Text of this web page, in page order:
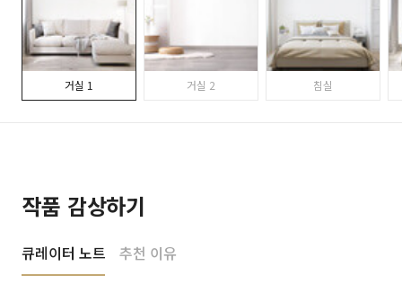
거실 1 거실 2 침실
작품 감상하기
큐레이터 노트 추천 이유